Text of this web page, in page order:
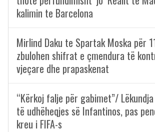
kalimin te Barcelona
Mirlind Daku te Spartak Moska për
zbulohen shifrat e çmendura të
vjeçare dhe prapaskenat
“Kërkoj falje për gabimet”/
të udhëheqjes së Infantinos, pas
kreu i FIFA-s